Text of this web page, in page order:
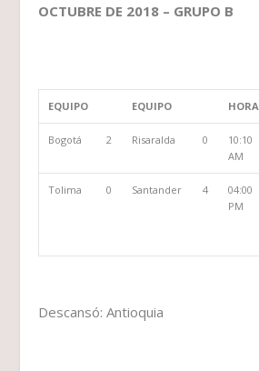
OCTUBRE DE 2018 – GRUPO B
EQUIPO EQUIPO HORA
Bogotá 2 Risaralda 0
10:10
AM
Tolima 0 Santander 4
04:00
PM
Descansó: Antioquia